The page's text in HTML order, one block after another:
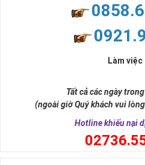
và tính hai mặt. Số 2 thúc giục
đời, nơi bạn phải đưa ra những
Làm việc
Tất cả các ngày
(ngoài giờ Quý khách vui
Hotline khiếu nại
0